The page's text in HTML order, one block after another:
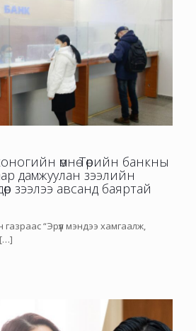
өмнө Төрийн банкны
дамжуулан зээлийн
зээлээ авсанд баяртай
“Эрүүл мэндээ хамгаалж,
[…]